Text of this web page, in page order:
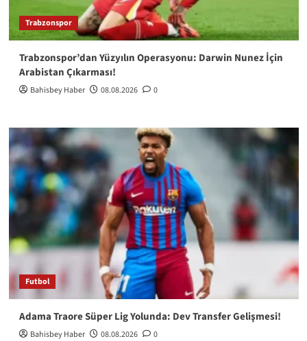
Trabzonspor
Trabzonspor’dan Yüzyılın Operasyonu: Darwin Nunez İçin
Arabistan Çıkarması!
Bahisbey Haber 08.08.2026 0
Futbol
Adama Traore Süper Lig Yolunda: Dev Transfer Gelişmesi!
Bahisbey Haber 08.08.2026 0